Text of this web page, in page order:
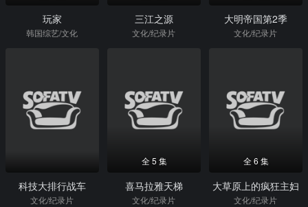
玩家
韩国综艺/文化
三江之源
文化/纪录片
大明帝国第2季
文化/纪录片
科技大排行战车
文化/纪录片
全 5 集
喜马拉雅天梯
文化/纪录片
全 6 集
大草原上的疯狂主妇
文化/纪录片